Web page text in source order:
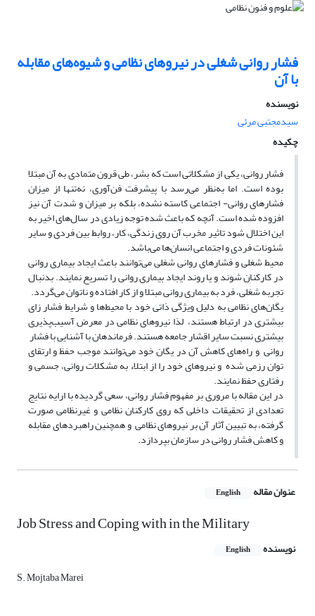
فشار روانی شغلی در نیروهای نظامی و شیوه‌های مقابله
با آن
نویسنده
سیدمجتبی مرئی
چکیده
فشار روانی، یکی از مشکلاتی است که بشر، طی قرون متمادی به آن مبتلا
بوده است. اما به‌نظر می‌رسد با پیشرفت فن‌آوری، نه‌تنها از میزان
فشارهای روانی- اجتماعی کاسته نشده، بلکه بر میزان و شدت آن نیز
افزوده شده است. آنچه که باعث شده توجه زیادی در سال‌های اخیر به
این اختلال شود تاثیر مخرب آن روی زندگی، کار، روابط بین فردی و سایر
شئونات فردی و اجتماعی انسان‌ها می‌باشد.
محیط شغلی و فشارهای روانی شغلی می‌توانند باعث ایجاد بیماری روانی
در کارکنان شوند و یا روند ایجاد بیماری روانی را تسریع نمایند. بدنبال
تجربه شغلی، فرد به بیماری روانی مبتلا و از کار افتاده و ناتوان می‌گردد.
یگان‌های نظامی به دلیل ویژگی ذاتی خود با محیط‌ها و شرایط فشار زای
بیشتری در ارتباط هستند، لذا نیروهای نظامی در معرض آسیب‌پذیری
بیشتری نسبت سایر اقشار جامعه هستند. فرماندهان با آشنایی با فشار ‌
روانی و راه‌های کاهش آن در یگان خود می‌توانند موجب حفظ و ارتقای
توان رزمی شده و نیروهای خود را از ابتلاء به مشکلات روانی، جسمی و
رفتاری حفظ نمایند.
در این مقاله با مروری بر مفهوم فشار روانی، سعی گردیده با ارایه نتایج
تعدادی از تحقیقات داخلی که روی کارکنان نظامی و غیرنظامی صورت
گرفته، به تبیین آثار آن بر نیروهای نظامی و همچنین راهبردهای مقابله
و کاهش فشار روانی در سازمان بپردازد.
عنوان مقاله English
Job Stress and Coping with in the Military
نویسنده English
S. Mojtaba Marei